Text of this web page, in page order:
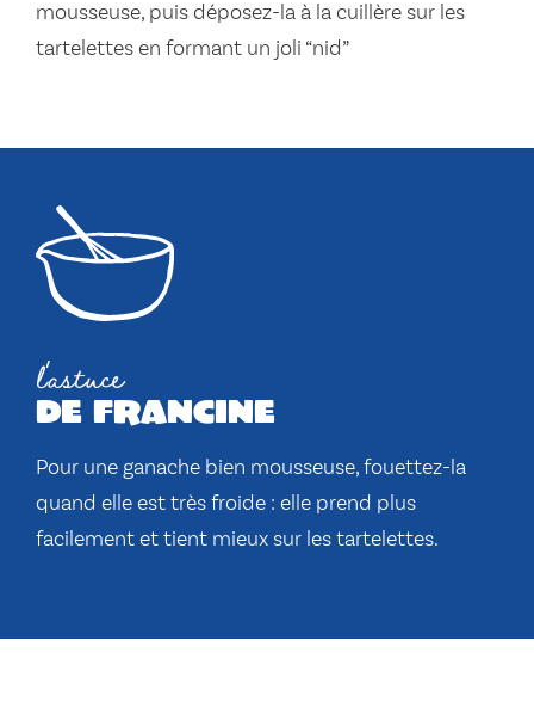
mousseuse, puis déposez-la à la cuillère sur les
tartelettes en formant un joli “nid”
l'astuce
de francine
Pour une ganache bien mousseuse, fouettez-la
quand elle est très froide : elle prend plus
facilement et tient mieux sur les tartelettes.